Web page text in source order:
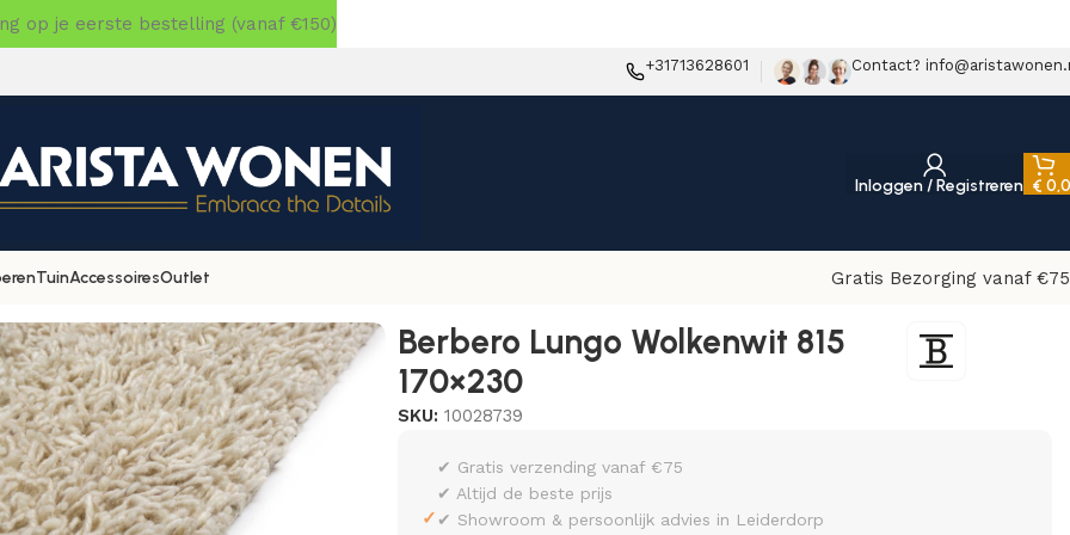
+31713628601 Contact?
Inloggen / Registreren €
TuinAccessoiresOutlet
Gratis Bezorging vanaf
Berbero Lungo Wolkenwit 815
170×230
SKU:10028739
✓
✔ Gratis verzending vanaf €75
✔ Altijd de beste prijs
✔ Showroom & persoonlijk advies in Leiderdorp
op je eerste bestelling (vanaf €150)